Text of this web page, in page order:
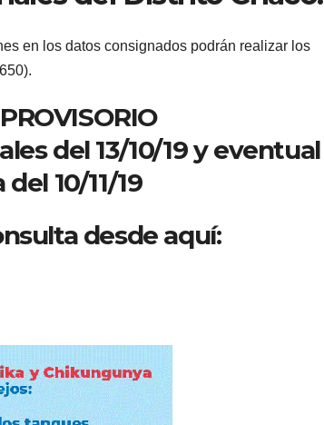
en los datos consignados podrán realizar los
del 13/10/19 y eventual
10/11/19
desde aquí: